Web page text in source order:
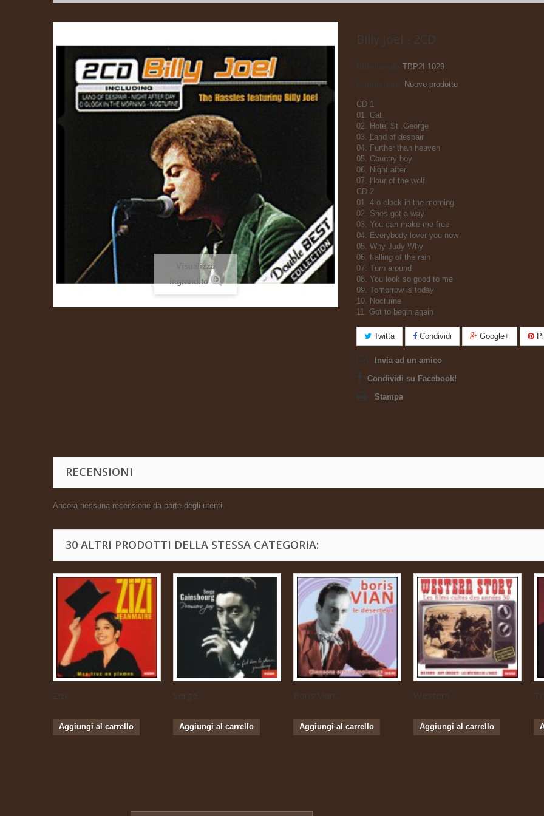
Visualizza
ingrandito
Billy Joel - 2CD
Riferimento
TBP2I 1029
Nuovo prodotto
CD 1
01. Cat
02. Hotel St .George
03. Land of despair
04. Further than heaven
05. Country boy
06. Night after
07. Hour of the wolf
CD 2
01. 4 o clock in the morning
02. Shes got a way
03. You can make me free
04. Everybody lover you now
05. Why Judy Why
06. Falling of the rain
07. Turn around
08. You look so good to me
09. Tomorrow is today
10. Nocturne
11. Got to begin again
Twitta Condividi Google+
Invia ad un amico
Condividi su Facebook!
Stampa
RECENSIONI
Ancora nessuna recensione da parte degli utenti.
30 ALTRI PRODOTTI DELLA STESSA CATEGORIA:
Zizi...
Aggiungi al carrello
Serge...
Aggiungi al carrello
Boris Vian...
Aggiungi al carrello
Western...
Aggiungi al carrello